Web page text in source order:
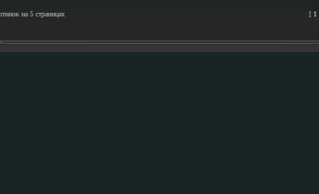
на 5 страницах [ 1